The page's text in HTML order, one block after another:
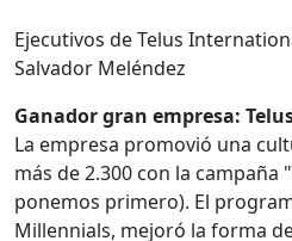
Ejecutivos de Telus
Salvador Meléndez
Ganador gran empresa:
La empresa promovió una
más de 2.300 con la campaña
ponemos primero). El
Millennials, mejoró la forma